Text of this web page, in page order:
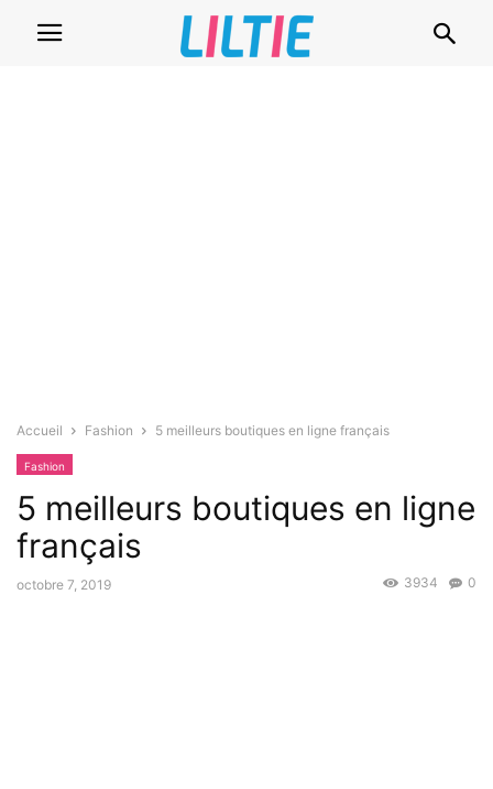
Accueil Fashion 5 meilleurs boutiques en ligne français
Fashion
5 meilleurs boutiques en ligne
français
octobre 7, 2019 0
3934